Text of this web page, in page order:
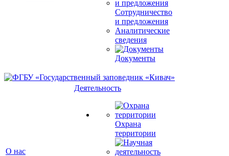
Сотрудничество
и предложения
Аналитические
сведения
Документы
О нас
Деятельность
Охрана
территории